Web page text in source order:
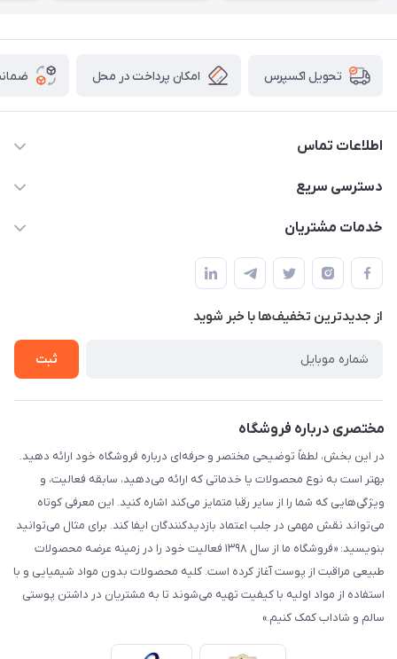
تحویل اکسپرس امکان پرداخت در محل
اطلاعات تماس
09332394024-09120346631
دسترسی سریع
حساب کاربری
لیست محصولات
درباره ما
خدمات مشتریان
قوانین و مقررات
حریم خصوصی
راهنما
از جدید‌ترین تخفیف‌ها با‌ خبر شوید
ثبت
مختصری درباره فروشگاه
در این بخش، لطفاً توضیحی مختصر و حرفه‌ای درباره فروشگاه خود ارائه دهید.
بهتر است به نوع محصولات یا خدماتی که ارائه می‌دهید، سابقه فعالیت، و
ویژگی‌هایی که شما را از سایر رقبا متمایز می‌کند اشاره کنید. این معرفی کوتاه
می‌تواند نقش مهمی در جلب اعتماد بازدیدکنندگان ایفا کند. برای مثال می‌توانید
بنویسید: «فروشگاه ما از سال ۱۳۹۸ فعالیت خود را در زمینه عرضه محصولات
طبیعی مراقبت از پوست آغاز کرده است. کلیه محصولات بدون مواد شیمیایی و با
استفاده از مواد اولیه با کیفیت تهیه می‌شوند تا به مشتریان در داشتن پوستی
سالم و شاداب کمک کنیم.»